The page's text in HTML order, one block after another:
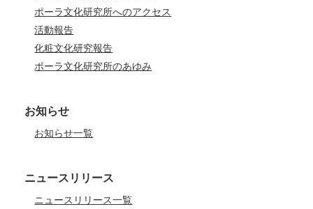
ポーラ文化研究所へのアクセス
活動報告
化粧文化研究報告
ポーラ文化研究所のあゆみ
お知らせ
お知らせ一覧
ニュースリリース
ニュースリリース一覧